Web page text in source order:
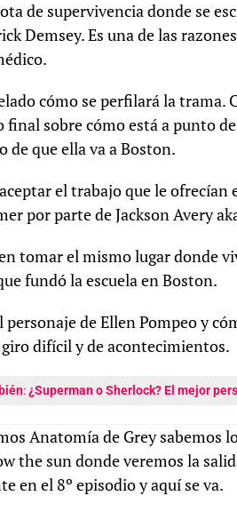
de supervivencia donde se
Demsey. Es una de las
cómo se perfilará la
sobre cómo está a punto
de que ella va a Boston.
el trabajo que le
por parte de Jackson Avery
tomar el mismo lugar donde
fundó la escuela en Boston.
de Ellen Pompeo y
giro difícil y de acontecimientos.
:¿Superman o Sherlock? El mejor
Anatomía de Grey sabemos
the sun donde veremos la
en el 8º episodio y aquí se va.